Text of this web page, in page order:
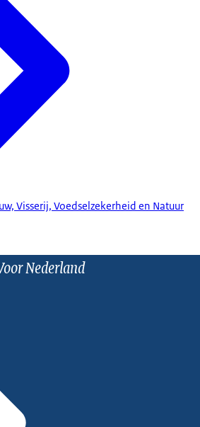
Visserij, Voedselzekerheid en Natuur
Nederland